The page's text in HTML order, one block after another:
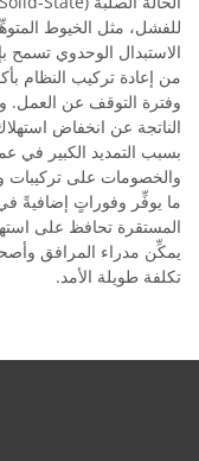
للفشل، مثل الخيوط
الاستبدال الوحدوي تسمح
من إعادة تركيب النظام
وفترة التوقف عن العمل.
الناتجة عن انخفاض
بسبب التمديد الكبير في
ما يوفِّر وفوراتٍ إضافيةً
المستقرة تحافظ على
يمكِّن مدراء المرافق
تكلفة طويلة الأمد.